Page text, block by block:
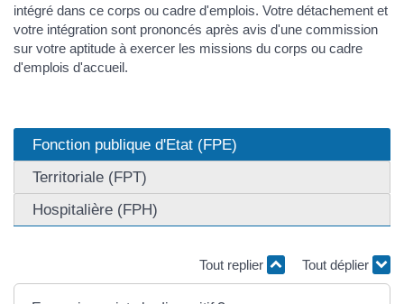
intégré dans ce corps ou cadre d'emplois. Votre détachement et
votre intégration sont prononcés après avis d'une commission
sur votre aptitude à exercer les missions du corps ou cadre
d'emplois d'accueil.
Fonction publique d'Etat (FPE)
Territoriale (FPT)
Hospitalière (FPH)
Tout replier Tout déplier